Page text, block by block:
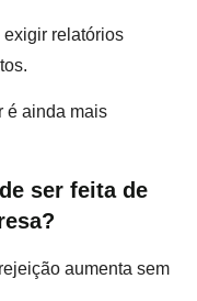
exigir relatórios
é ainda mais
ser feita de
aumenta sem